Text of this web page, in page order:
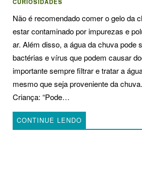
Não é recomendado comer o gelo da
estar contaminado por impurezas e
ar. Além disso, a água da chuva pode
bactérias e vírus que podem causar
importante sempre filtrar e tratar a
mesmo que seja proveniente da
Criança: “Pode…
CONTINUE LENDO